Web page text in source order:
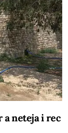
a neteja i rec